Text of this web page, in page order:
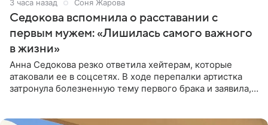
3 часа назад Соня Жарова
Седокова вспомнила о расставании с
первым мужем: «Лишилась самого важного
в жизни»
Анна Седокова резко ответила хейтерам, которые
атаковали ее в соцсетях. В ходе перепалки артистка
затронула болезненную тему первого брака и заявила,